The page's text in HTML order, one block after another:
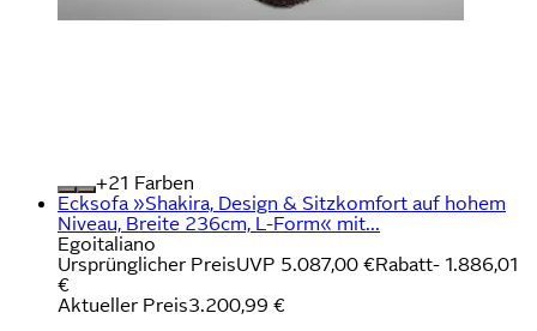
+
Farben
Ecksofa »Shakira, Design & Sitzkomfort auf hohem
Niveau, Breite 236cm, L-Form« mit...
Egoitaliano
Ursprünglicher PreisUVP 5.087,00 €Rabatt- 1.886,01
€
Aktueller Preis3.200,99 €